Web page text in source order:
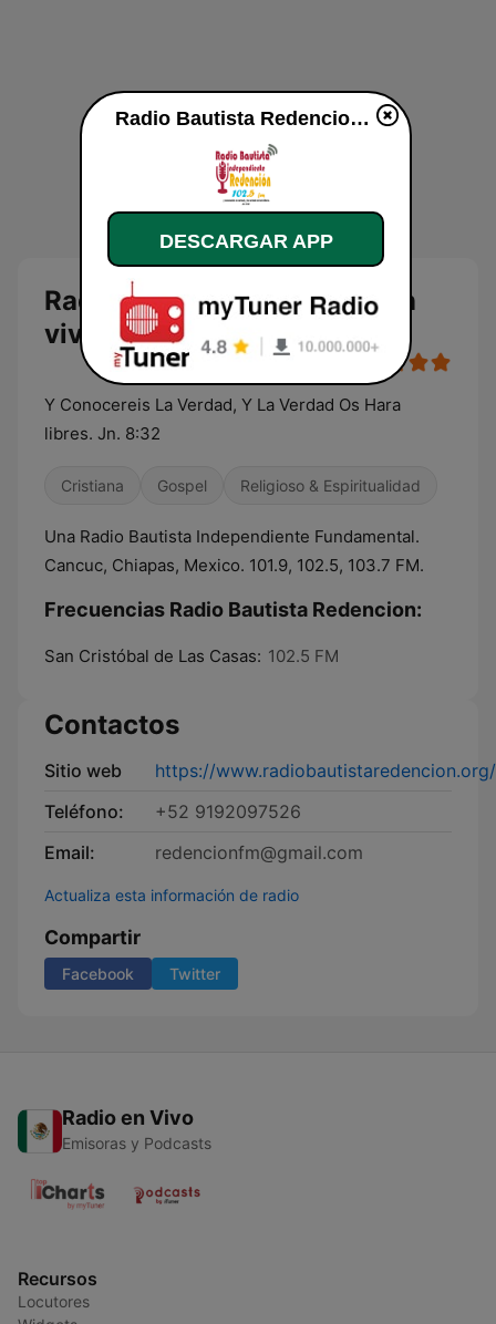
Radio Bautista Redencion en
vivo
Y Conocereis La Verdad, Y La Verdad Os Hara
libres. Jn. 8:32
Cristiana Gospel Religioso & Espiritualidad
Una Radio Bautista Independiente Fundamental.
Cancuc, Chiapas, Mexico. 101.9, 102.5, 103.7 FM.
Frecuencias Radio Bautista Redencion:
San Cristóbal de Las Casas: 102.5 FM
Contactos
Sitio web
https://www.radiobautistaredencion.org/
Teléfono:
+52 9192097526
Email:
redencionfm@gmail.com
Actualiza esta información de radio
Compartir
Facebook Twitter
Radio en Vivo
Emisoras y Podcasts
Recursos
Locutores
Radio Bautista Redencion en vivo
DESCARGAR APP